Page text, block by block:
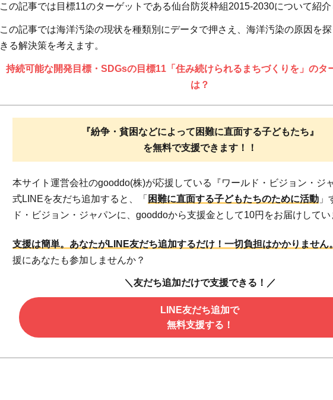
この記事では目標11のターゲットである仙台防災枠組2015-2030について紹介
この記事では海洋汚染の現状を種類別にデータで押さえ、海洋汚染の原因を
きる解決策を考えます。
持続可能な開発目標・SDGsの目標11「住み続けられるまちづくりを」のタ
は？
『紛争・貧困などによって困難に直面する子どもたち』
を無料で支援できます！！
本サイト運営会社のgooddo(株)が応援している『ワールド・ビジョン・ジ
式LINEを友だち追加すると、「 困難に直面する子どもたちのために活動 」
ド・ビジョン・ジャパンに、gooddoから支援金として10円をお届けしてい
支援は簡単。あなたがLINE友だち追加するだけ！ 一切負担はかかりません。
援にあなたも参加しませんか？
＼友だち追加だけで支援できる！／
LINE友だち追加で
無料支援する！